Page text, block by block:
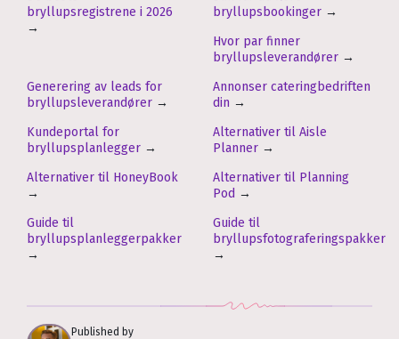
bryllupsregistrene i 2026
→
bryllupsbookinger →
Hvor par finner
bryllupsleverandører →
Generering av leads for
bryllupsleverandører →
Annonser cateringbedriften
din →
Kundeportal for
bryllupsplanlegger →
Alternativer til Aisle
Planner →
Alternativer til HoneyBook
→
Alternativer til Planning
Pod →
Guide til
bryllupsplanleggerpakker
→
Guide til
bryllupsfotograferingspakker
→
Published by